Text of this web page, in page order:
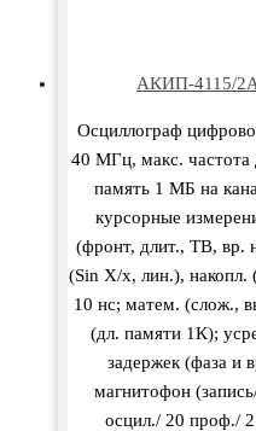
АКИП-4115/2А
Осциллограф
40 МГц, макс. частота
память 1 МБ на
курсорные
(фронт, длит., ТВ, вр.
(Sin X/х, лин.), накопл.
10 нс; матем. (слож.,
(дл. памяти 1К);
задержек (фаза и
магнитофон
осцил./ 20 проф./